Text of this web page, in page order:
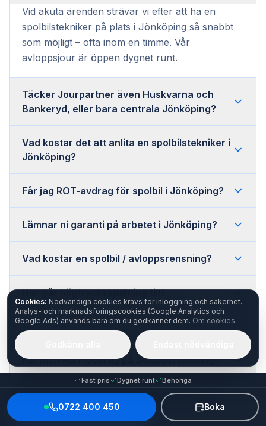
Vid akuta ärenden strävar vi efter att ha en
spolbilstekniker på plats i Jönköping så snabbt
som möjligt – ofta inom en timme. Vår
avloppsjour är öppen dygnet runt.
Täcker Jourpartner även Huskvarna och
Bankeryd, eller bara centrala Jönköping?
Vad kostar det att anlita en spolbilstekniker i
Jönköping?
Får jag ROT-avdrag för spolbil i Jönköping?
Lämnar ni garanti på arbetet i Jönköping?
Vad kostar en spolbil / avloppsrensning?
Hur går högtrycksspolning till?
Hur ofta bör man spola avloppet?
Får man ROT-avdrag på avloppsrensning?
Vad är skillnaden på akut och planerat?
Fast pris Dygnet runt Behöriga
0722 400 450 Boka
Cookies: Nödvändiga cookies krävs för inloggning och säkerhet.
Analys- och marknadsföringscookies (Google Analytics och
Google Ads) används bara om du godkänner dem. Om cookies